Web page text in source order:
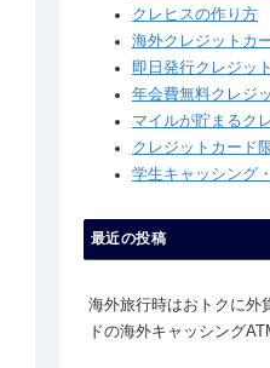
クレヒスの作り方
海外クレジットカ
即日発行クレジッ
年会費無料クレジ
マイルが貯まるク
クレジットカード
学生キャッシング
最近の投稿
海外旅行時はおトクに外
ドの海外キャッシング